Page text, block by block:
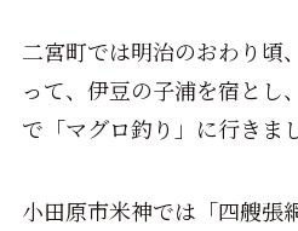
二宮町では明治のおわり頃
って、伊豆の子浦を宿とし
で「マグロ釣り」に行きま
小田原市米神では「四艘張